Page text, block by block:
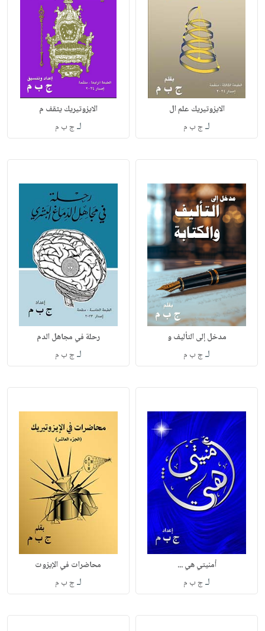
الايزوتيريك علم ال
لـج ب م
الايزوتيريك يثقف م
لـج ب م
مدخل إلى التأليف و
لـج ب م
رحلة في مجاهل الدم
لـج ب م
أمنيتي هي ...
لـج ب م
محاضرات في الإيزوت
لـج ب م